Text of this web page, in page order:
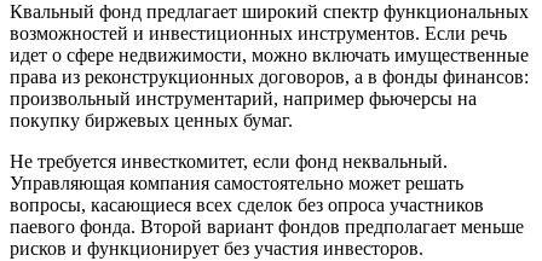
Квальный фонд предлагает широкий спектр функциональных
возможностей и инвестиционных инструментов. Если речь
идет о сфере недвижимости, можно включать имущественные
права из реконструкционных договоров, а в фонды финансов:
произвольный инструментарий, например фьючерсы на
покупку биржевых ценных бумаг.
Не требуется инвесткомитет, если фонд неквальный.
Управляющая компания самостоятельно может решать
вопросы, касающиеся всех сделок без опроса участников
паевого фонда. Второй вариант фондов предполагает меньше
рисков и функционирует без участия инвесторов.